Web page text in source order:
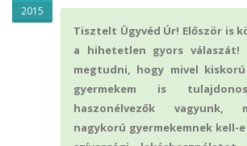
2015
Tisztelt Ügyvéd Úr! Először is
a hihetetlen gyors válaszát!
megtudni, hogy mivel
gyermekem is
haszonélvezők vagyunk,
nagykorú gyermekemnek kell-